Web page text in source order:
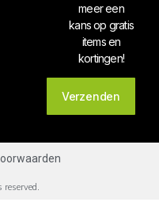
meer een
kans op gratis
items en
kortingen!
Verzenden